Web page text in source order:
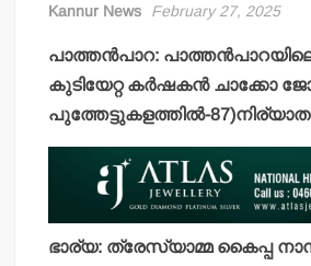
Kannur News February 27, 2025
പാത്തന്‍പാറ:
കുടിയേറ്റ കര്‍ഷകന്‍ ചാക്കോ
പുത്തേട്ടുകളത്തില്‍-
ഭാര്യ: ത്രേസ്യാമ്മ കൈപ്പ